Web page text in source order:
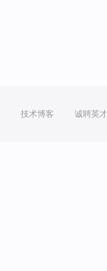
技术博客 诚聘英才